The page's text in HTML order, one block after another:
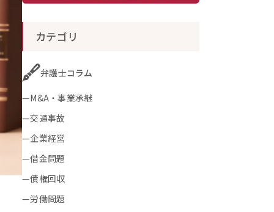
カテゴリ
弁護士コラム
M&A・事業承継
交通事故
企業経営
借金問題
債権回収
労働問題